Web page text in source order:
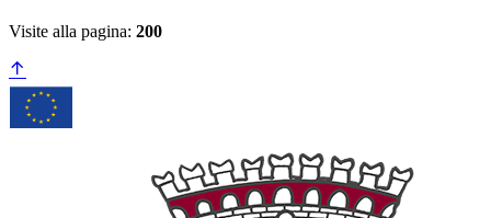
Visite alla pagina: 200